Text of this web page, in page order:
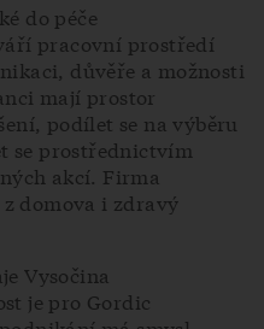
do péče
pracovní prostředí
důvěře a možnosti
mají prostor
podílet se na výběru
se prostřednictvím
akcí. Firma
domova i zdravý
Vysočina
je pro Gordic